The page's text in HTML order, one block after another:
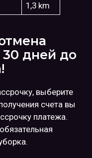
1,3 km
30 дней до
выберите
счета вы
платежа.